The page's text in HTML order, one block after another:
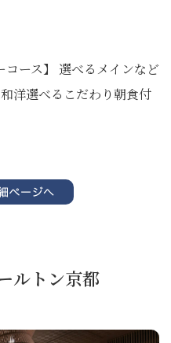
ース】 選べるメインなど
洋選べるこだわり朝食付
ルトン京都